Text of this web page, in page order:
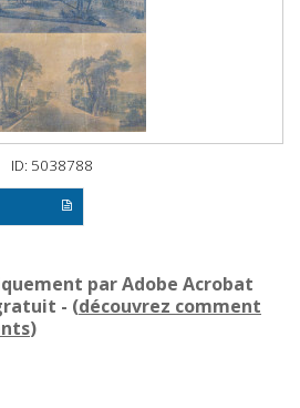
ID: 5038788
par Adobe Acrobat
- (découvrez comment
)